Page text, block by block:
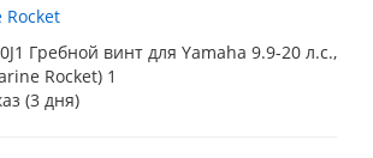
Rocket
(3 дня)